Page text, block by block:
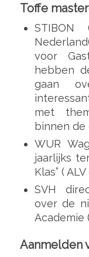
Toffe
STIBON
voor
hebben
gaan
met
binnen de
WUR
jaarlijks
Klas” (
SVH
over de
Academie
Aanmelden